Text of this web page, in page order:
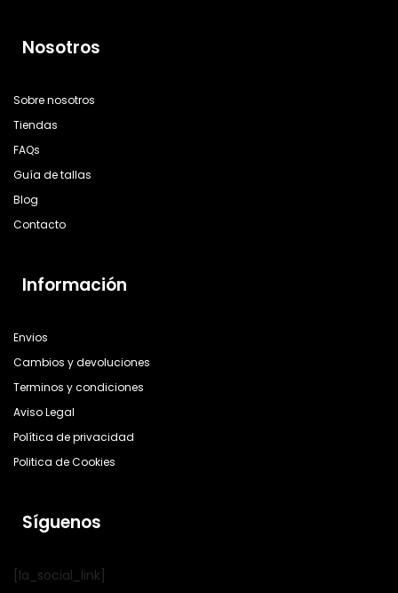
Nosotros
Sobre nosotros
Tiendas
FAQs
Guía de tallas
Blog
Contacto
Información
Envios
Cambios y devoluciones
Terminos y condiciones
Aviso Legal
Política de privacidad
Politica de Cookies
Síguenos
[la_social_link]